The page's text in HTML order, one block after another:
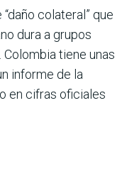
colateral” que
dura a grupos
tiene unas
informe de la
en cifras oficiales